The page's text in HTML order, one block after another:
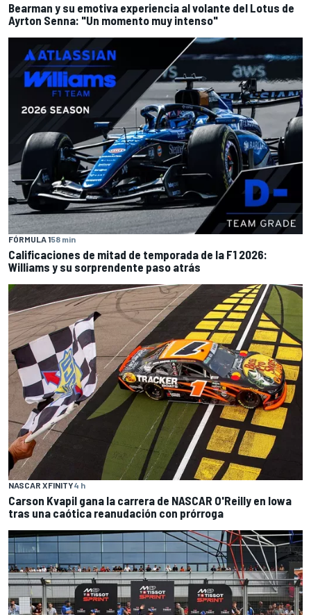
Bearman y su emotiva experiencia al volante del Lotus de
Ayrton Senna: "Un momento muy intenso"
FÓRMULA 158 min
Calificaciones de mitad de temporada de la F1 2026:
Williams y su sorprendente paso atrás
NASCAR XFINITY4 h
Carson Kvapil gana la carrera de NASCAR O'Reilly en Iowa
tras una caótica reanudación con prórroga